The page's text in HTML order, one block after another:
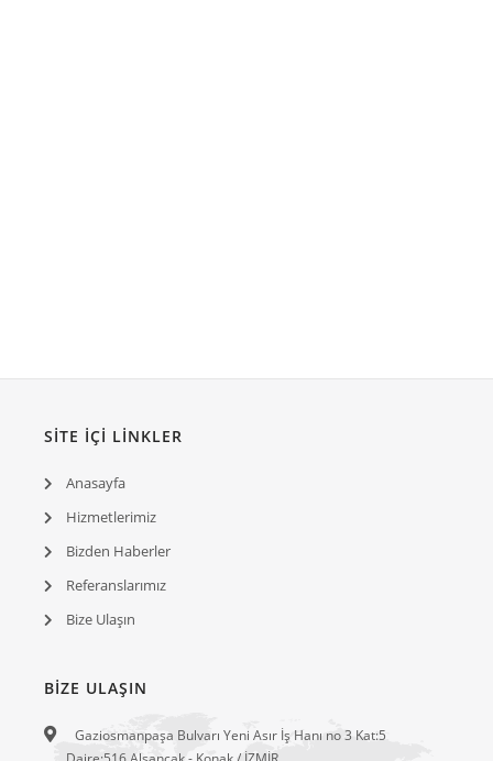
SITE İÇI LINKLER
Anasayfa
Hizmetlerimiz
Bizden Haberler
Referanslarımız
Bize Ulaşın
BIZE ULAŞIN
Gaziosmanpaşa Bulvarı Yeni Asır İş Hanı no 3 Kat:5